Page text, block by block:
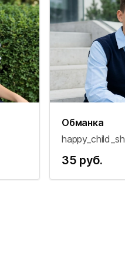
Обманка
35 руб.